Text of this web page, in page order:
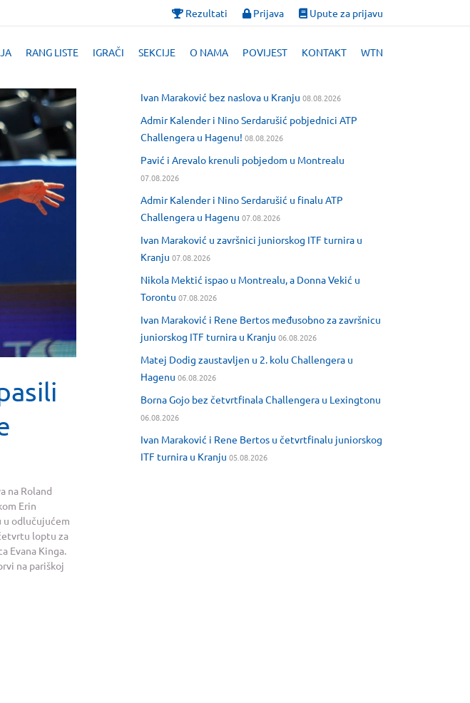
Rezultati Prijava Upute za prijavu
RANG LISTE IGRAČI SEKCIJE O NAMA POVIJEST KONTAKT WTN
na Roland
Erin
u odlučujućem
loptu za
Evana Kinga.
na pariškoj
Ivan Maraković bez naslova u Kranju 08.08.2026
Admir Kalender i Nino Serdarušić pobjednici ATP
Challengera u Hagenu! 08.08.2026
Pavić i Arevalo krenuli pobjedom u Montrealu
07.08.2026
Admir Kalender i Nino Serdarušić u finalu ATP
Challengera u Hagenu 07.08.2026
Ivan Maraković u završnici juniorskog ITF turnira u
Kranju 07.08.2026
Nikola Mektić ispao u Montrealu, a Donna Vekić u
Torontu 07.08.2026
Ivan Maraković i Rene Bertos međusobno za završnicu
juniorskog ITF turnira u Kranju 06.08.2026
Matej Dodig zaustavljen u 2. kolu Challengera u
Hagenu 06.08.2026
Borna Gojo bez četvrtfinala Challengera u Lexingtonu
06.08.2026
Ivan Maraković i Rene Bertos u četvrtfinalu juniorskog
ITF turnira u Kranju 05.08.2026